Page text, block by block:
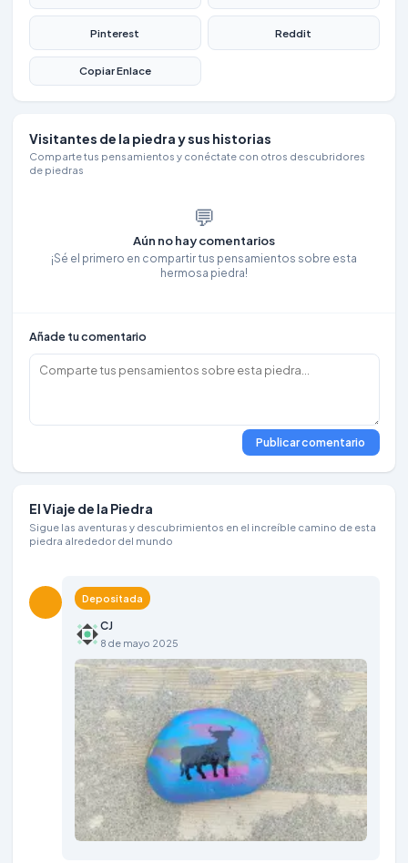
Pinterest Reddit
Copiar Enlace
Visitantes de la piedra y sus historias
Comparte tus pensamientos y conéctate con otros descubridores
de piedras
💬
Aún no hay comentarios
¡Sé el primero en compartir tus pensamientos sobre esta
hermosa piedra!
Añade tu comentario
Publicar comentario
El Viaje de la Piedra
Sigue las aventuras y descubrimientos en el increíble camino de esta
piedra alrededor del mundo
Depositada
CJ
8 de mayo 2025